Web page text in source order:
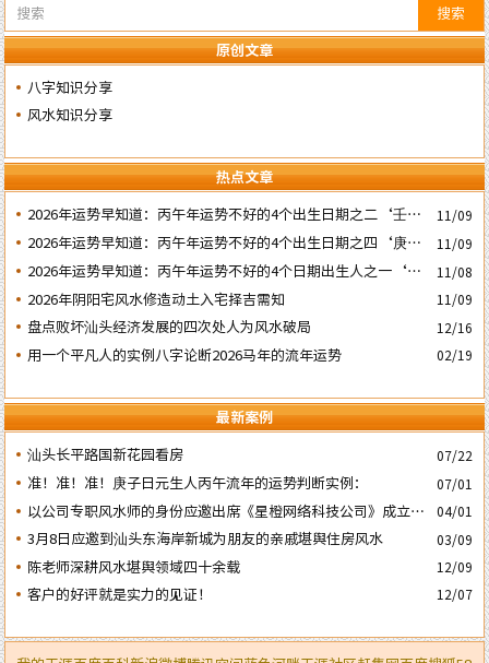
搜索
原创文章
八字知识分享
风水知识分享
热点文章
2026年运势早知道：丙午年运势不好的4个出生日期之二‘壬子’
日
11/09
2026年运势早知道：丙午年运势不好的4个出生日期之四‘庚子’
日
11/09
2026年运势早知道：丙午年运势不好的4个日期出生人之一‘戊
子’ 日
11/08
2026年阴阳宅风水修造动土入宅择吉需知 11/09
盘点败坏汕头经济发展的四次处人为风水破局 12/16
用一个平凡人的实例八字论断2026马年的流年运势 02/19
最新案例
汕头长平路国新花园看房
07/22
准！准！准！庚子日元生人丙午流年的运势判断实例： 07/01
以公司专职风水师的身份应邀出席《星橙网络科技公司》成立5
周年庆典
04/01
3月8日应邀到汕头东海岸新城为朋友的亲戚堪舆住房风水 03/09
陈老师深耕风水堪舆领域四十余载 12/09
客户的好评就是实力的见证！ 12/07